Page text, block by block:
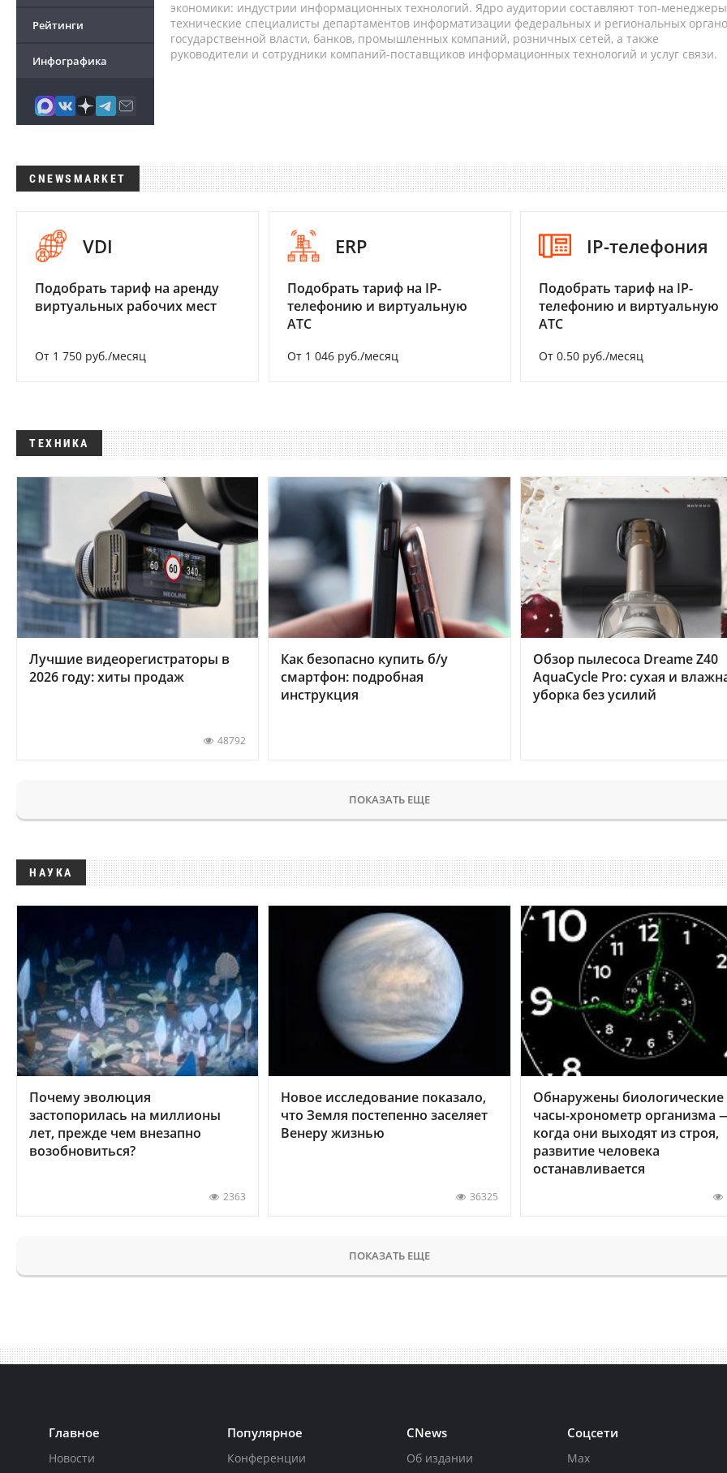
Рейтинги
Инфографика
экономики: индустрии информационных технологий. Ядро аудитории составляют топ-
технические специалисты департаментов информатизации федеральных и региональных
государственной власти, банков, промышленных компаний, розничных сетей, а также
руководители и сотрудники компаний-поставщиков информационных технологий и услуг связи.
CNEWSMARKET
VDI
Подобрать тариф на аренду
виртуальных рабочих мест
От 1 750 руб./месяц
ERP
Подобрать тариф на IP-
телефонию и виртуальную
АТС
От 1 046 руб./месяц
IP-телефония
Подобрать тариф на IP-
телефонию и виртуальную
АТС
От 0.50 руб./месяц
ТЕХНИКА
Лучшие видеорегистраторы в
2026 году: хиты продаж
48792
Как безопасно купить б/у
смартфон: подробная
инструкция
Обзор пылесоса Dreame Z40
AquaCycle Pro: сухая и
уборка без усилий
ПОКАЗАТЬ ЕЩЕ
НАУКА
Почему эволюция
застопорилась на миллионы
лет, прежде чем внезапно
возобновиться?
2363
Новое исследование показало,
что Земля постепенно заселяет
Венеру жизнью
36325
Обнаружены биологические
часы-хронометр организма
когда они выходят из строя,
развитие человека
останавливается
ПОКАЗАТЬ ЕЩЕ
Главное
Новости
Популярное
Конференции
CNews
Об издании
Соцсети
Max